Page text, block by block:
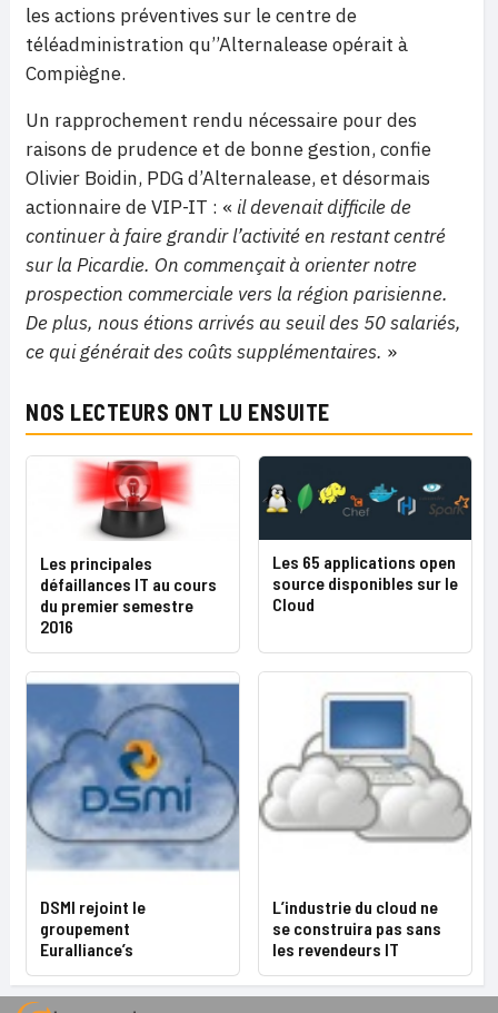
les actions préventives sur le centre de
téléadministration qu’’Alternalease opérait à
Compiègne.
Un rapprochement rendu nécessaire pour des
raisons de prudence et de bonne gestion, confie
Olivier Boidin, PDG d’Alternalease, et désormais
actionnaire de VIP-IT : « il devenait difficile de
continuer à faire grandir l’activité en restant centré
sur la Picardie. On commençait à orienter notre
prospection commerciale vers la région parisienne.
De plus, nous étions arrivés au seuil des 50 salariés,
ce qui générait des coûts supplémentaires. »
NOS LECTEURS ONT LU ENSUITE
Les principales
défaillances IT au cours
du premier semestre
2016
Les 65 applications open
source disponibles sur le
Cloud
DSMI rejoint le
groupement
Euralliance’s
L’industrie du cloud ne
se construira pas sans
les revendeurs IT